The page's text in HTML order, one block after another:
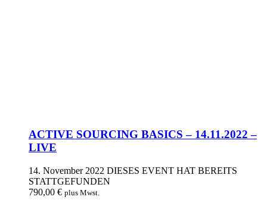
ACTIVE SOURCING BASICS – 14.11.2022 –
LIVE
14. November 2022 DIESES EVENT HAT BEREITS
STATTGEFUNDEN
790,00 € plus Mwst.